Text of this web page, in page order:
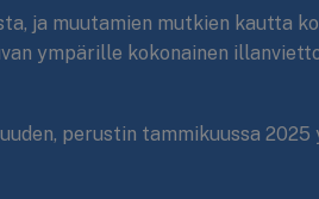
ja muutamien mutkien kautta
ympärille kokonainen
perustin tammikuussa